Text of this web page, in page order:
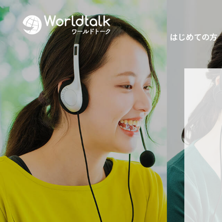
はじめての方